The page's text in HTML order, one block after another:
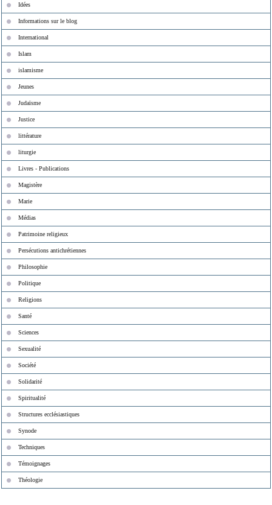
Idées
Informations sur le blog
International
Islam
islamisme
Jeunes
Judaïsme
Justice
littérature
liturgie
Livres - Publications
Magistère
Marie
Médias
Patrimoine religieux
Persécutions antichrétiennes
Philosophie
Politique
Religions
Santé
Sciences
Sexualité
Société
Solidarité
Spiritualité
Structures ecclésiastiques
Synode
Techniques
Témoignages
Théologie